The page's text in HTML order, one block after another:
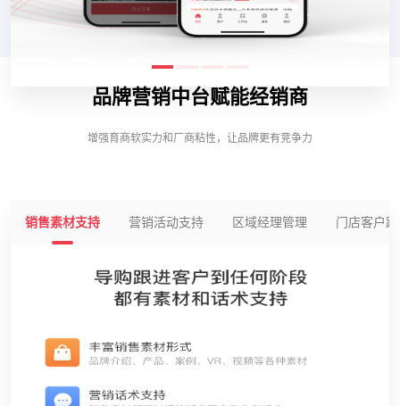
品牌营销中台赋能经销商
增强育商软实力和厂商粘性，让品牌更有竞争力
销售素材支持 营销活动支持 区域经理管理 门店客户